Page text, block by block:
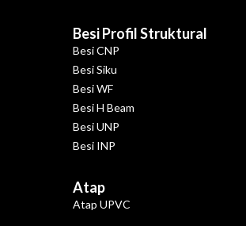
Besi Profil Struktural
Besi CNP
Besi Siku
Besi WF
Besi H Beam
Besi UNP
Besi INP
Atap
Atap UPVC